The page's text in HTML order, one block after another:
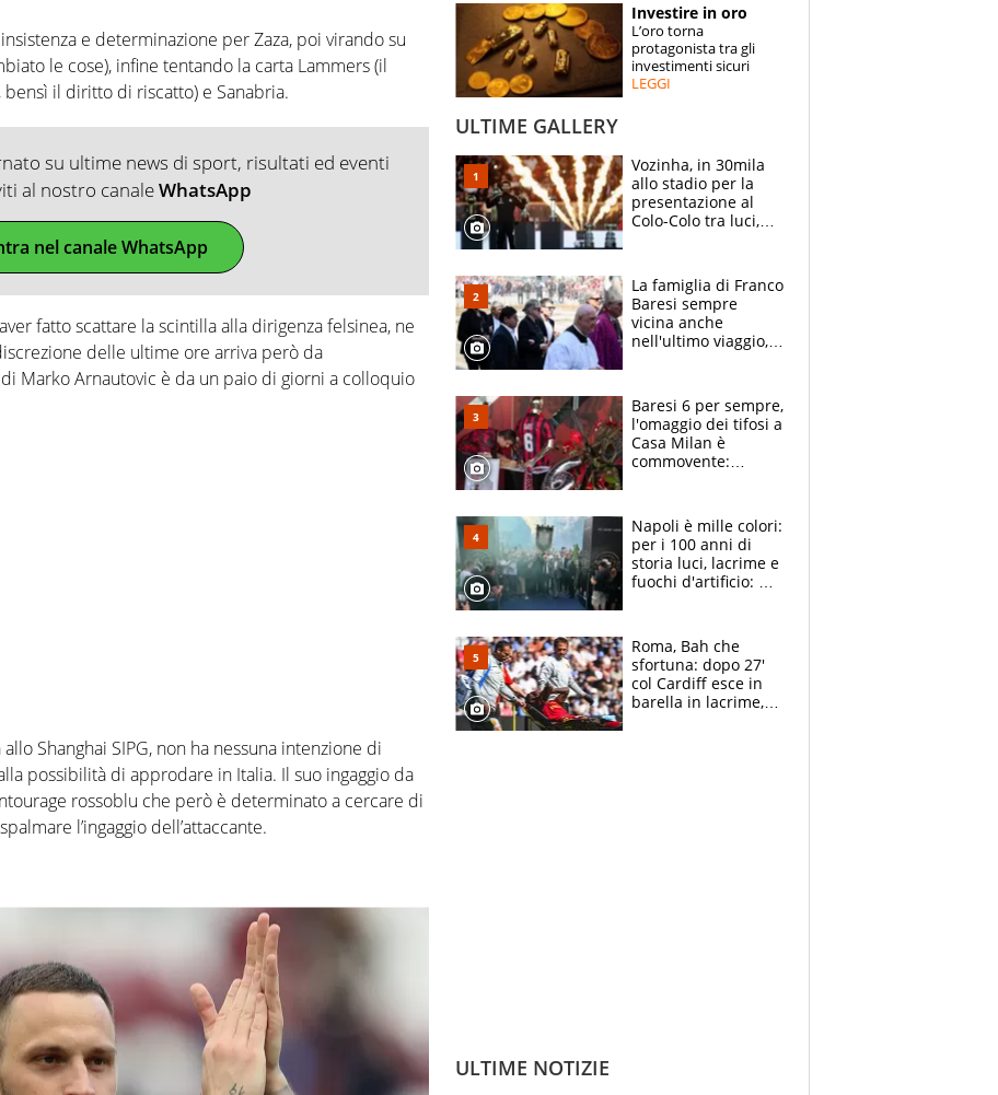
SPECIALI
ESPERTI
e determinazione per Zaza, poi virando su
le cose), infine tentando la carta Lammers (il
il diritto di riscatto) e Sanabria.
su ultime news di sport, risultati ed eventi
al nostro canaleWhatsApp
nel canale WhatsApp
fatto scattare la scintilla alla dirigenza felsinea, ne
delle ultime ore arriva però da
Marko Arnautovic è da un paio di giorni a colloquio
allo Shanghai SIPG, non ha nessuna intenzione di
possibilità di approdare in Italia. Il suo ingaggio da
rossoblu che però è determinato a cercare di
l’ingaggio dell’attaccante.
Investire in oro
L’oro torna
protagonista tra gli
investimenti sicuri
LEGGI
ULTIME GALLERY
Vozinha, in 30mila
allo stadio per la
presentazione al
Colo-Colo tra luci,
La famiglia di Franco
Baresi sempre
vicina anche
nell'ultimo viaggio,
circondati
dall'affetto dei tifosi
Baresi 6 per sempre,
l'omaggio dei tifosi a
Casa Milan è
commovente:
bigliettini
Napoli è mille colori:
per i 100 anni di
storia luci, lacrime e
fuochi d'artificio: De
Roma, Bah che
sfortuna: dopo 27'
col Cardiff esce in
barella in lacrime,
ULTIME NOTIZIE